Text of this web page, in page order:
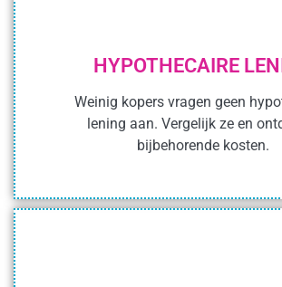
HYPOTHECAIRE
Weinig kopers vragen geen
lening aan. Vergelijk ze en
bijbehorende kosten.